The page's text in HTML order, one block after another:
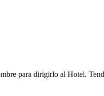
para dirigirlo al Hotel.